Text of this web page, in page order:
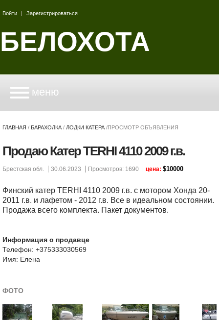
Войти | Зарегистрироваться
БЕЛОХОТА
меню
ГЛАВНАЯ / БАРАХОЛКА / ЛОДКИ КАТЕРА /ПРОСМОТР ОБЪЯВЛЕНИЯ
Продаю Катер TERHI 4110 2009 г.в.
Брестская обл. 30.06.2023 Просмотров: 1690 цена: $10000
Финский катер TERHI 4110 2009 г.в. с мотором Хонда 20-
2011 г.в. и лафетом - 2012 г.в. Все в идеальном состоянии.
Продажа всего комплекта. Пакет документов.
Информация о продавце
Телефон: +375333030569
Имя: Елена
ФОТО